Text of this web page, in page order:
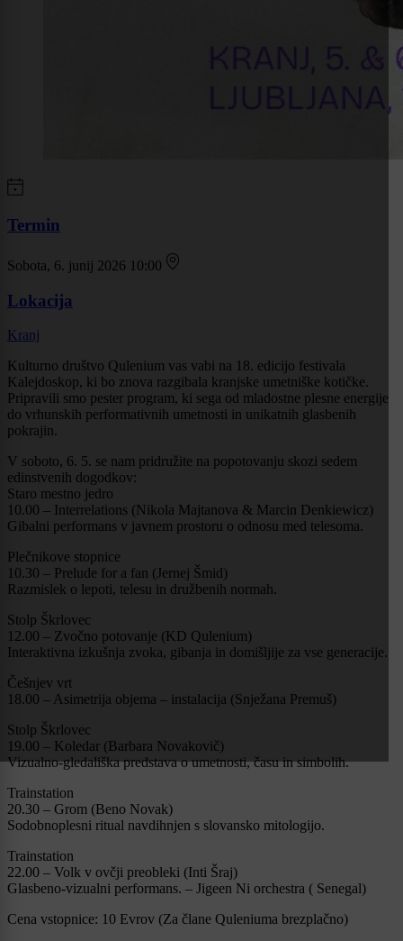
Termin
Sobota, 6. junij 2026 10:00
Lokacija
Kranj
Kulturno društvo Qulenium vas vabi na 18. edicijo festivala
Kalejdoskop, ki bo znova razgibala kranjske umetniške kotičke.
Pripravili smo pester program, ki sega od mladostne plesne energije
do vrhunskih performativnih umetnosti in unikatnih glasbenih
pokrajin.
V soboto, 6. 5. se nam pridružite na popotovanju skozi sedem
edinstvenih dogodkov:
Staro mestno jedro
10.00 – Interrelations (Nikola Majtanova & Marcin Denkiewicz)
Gibalni performans v javnem prostoru o odnosu med telesoma.
Plečnikove stopnice
10.30 – Prelude for a fan (Jernej Šmid)
Razmislek o lepoti, telesu in družbenih normah.
Stolp Škrlovec
12.00 – Zvočno potovanje (KD Qulenium)
Interaktivna izkušnja zvoka, gibanja in domišljije za vse generacije.
Češnjev vrt
18.00 – Asimetrija objema – instalacija (Snježana Premuš)
Stolp Škrlovec
19.00 – Koledar (Barbara Novakovič)
Vizualno-gledališka predstava o umetnosti, času in simbolih.
Trainstation
20.30 – Grom (Beno Novak)
Sodobnoplesni ritual navdihnjen s slovansko mitologijo.
Trainstation
22.00 – Volk v ovčji preobleki (Inti Šraj)
Glasbeno-vizualni performans. – Jigeen Ni orchestra ( Senegal)
Cena vstopnice: 10 Evrov (Za člane Quleniuma brezplačno)